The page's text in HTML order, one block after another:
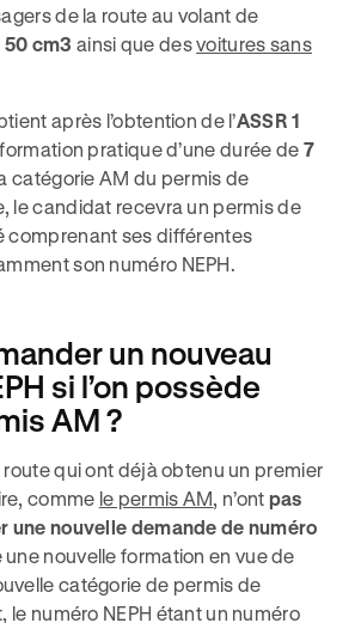
de la route au volant de
cm3 ainsi que desvoitures sans
après l’obtention de l’ASSR 1
pratique d’une durée de 7
catégorie AM du permis de
le candidat recevra un permis de
comprenant ses différentes
son numéro NEPH.
un nouveau
si l’on possède
AM ?
route qui ont déjà obtenu un premier
comme le permis AM, n’ont pas
une nouvelle demande de numéro
une nouvelle formation en vue de
catégorie de permis de
le numéro NEPH étant un numéro